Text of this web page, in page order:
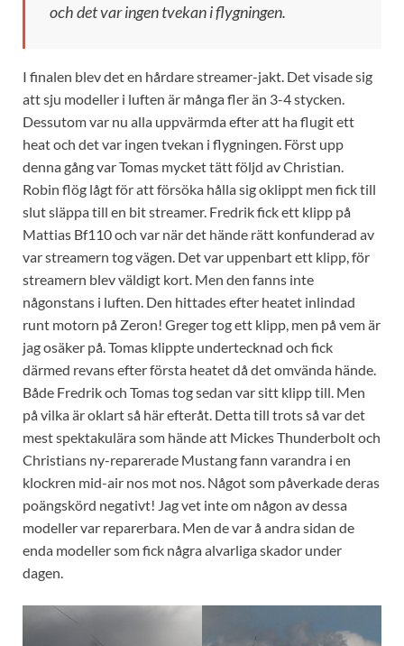
och det var ingen tvekan i flygningen.
I finalen blev det en hårdare streamer-jakt. Det visade sig
att sju modeller i luften är många fler än 3-4 stycken.
Dessutom var nu alla uppvärmda efter att ha flugit ett
heat och det var ingen tvekan i flygningen. Först upp
denna gång var Tomas mycket tätt följd av Christian.
Robin flög lågt för att försöka hålla sig oklippt men fick till
slut släppa till en bit streamer. Fredrik fick ett klipp på
Mattias Bf110 och var när det hände rätt konfunderad av
var streamern tog vägen. Det var uppenbart ett klipp, för
streamern blev väldigt kort. Men den fanns inte
någonstans i luften. Den hittades efter heatet inlindad
runt motorn på Zeron! Greger tog ett klipp, men på vem är
jag osäker på. Tomas klippte undertecknad och fick
därmed revans efter första heatet då det omvända hände.
Både Fredrik och Tomas tog sedan var sitt klipp till. Men
på vilka är oklart så här efteråt. Detta till trots så var det
mest spektakulära som hände att Mickes Thunderbolt och
Christians ny-reparerade Mustang fann varandra i en
klockren mid-air nos mot nos. Något som påverkade deras
poängskörd negativt! Jag vet inte om någon av dessa
modeller var reparerbara. Men de var å andra sidan de
enda modeller som fick några alvarliga skador under
dagen.